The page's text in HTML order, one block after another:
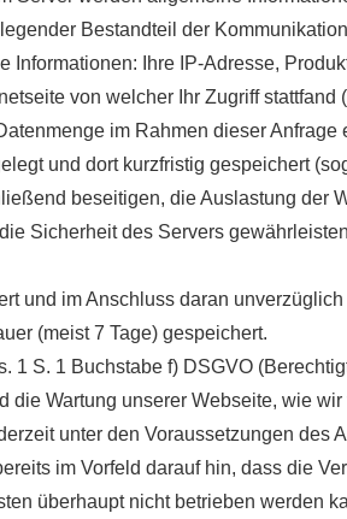
Bestandteil der
Ihre IP-Adresse,
von welcher Ihr Zugriff stattfand
im Rahmen dieser Anfrage
und dort kurzfristig gespeichert
beseitigen, die Auslastung der
Sicherheit des Servers
und im Anschluss daran
(meist 7 Tage) gespeichert.
S. 1 Buchstabe f) DSGVO
Wartung unserer Webseite, wie
unter den Voraussetzungen des
im Vorfeld darauf hin, dass die
überhaupt nicht betrieben werden